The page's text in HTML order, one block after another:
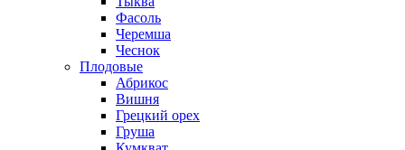
Фасоль
Черемша
Чеснок
Плодовые
Абрикос
Вишня
Грецкий орех
Груша